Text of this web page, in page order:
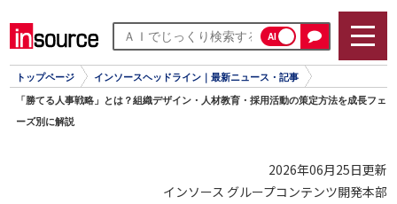
AI
トップページ インソースヘッドライン｜最新ニュース・記事
「勝てる人事戦略」とは？組織デザイン・人材教育・採用活動の策定方法を成長フェ
ーズ別に解説
2026年06月25日更新
インソース グループコンテンツ開発本部